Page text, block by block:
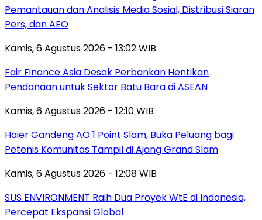
Pemantauan dan Analisis Media Sosial, Distribusi Siaran
Pers, dan AEO
Kamis, 6 Agustus 2026 - 13:02 WIB
Fair Finance Asia Desak Perbankan Hentikan
Pendanaan untuk Sektor Batu Bara di ASEAN
Kamis, 6 Agustus 2026 - 12:10 WIB
Haier Gandeng AO 1 Point Slam, Buka Peluang bagi
Petenis Komunitas Tampil di Ajang Grand Slam
Kamis, 6 Agustus 2026 - 12:08 WIB
SUS ENVIRONMENT Raih Dua Proyek WtE di Indonesia,
Percepat Ekspansi Global